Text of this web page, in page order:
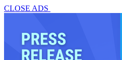
CLOSE ADS